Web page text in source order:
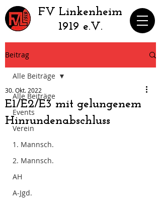
​FV Linkenheim
1919 e.V.
Beitrag
Alle Beiträge
Events
Verein
1. Mannsch.
2. Mannsch.
AH
A-Jgd.
Alle Beiträge
E1/E2/E3 mit gelungenem
Hinrundenabschluss
30. Okt. 2022